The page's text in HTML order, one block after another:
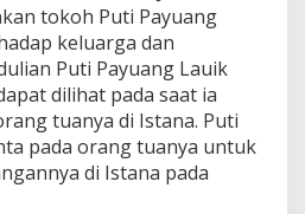
tokoh Puti Payuang
keluarga dan
Puti Payuang Lauik
dilihat pada saat ia
tuanya di Istana. Puti
pada orang tuanya untuk
di Istana pada